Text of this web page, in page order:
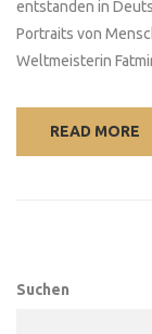
entstanden in
Portraits von
Weltmeisterin
READ MORE
Suchen